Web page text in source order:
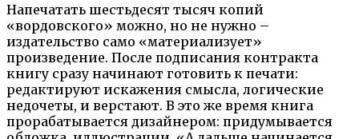
Напечатать шестьдесят тысяч копий
«вордовского» можно, но не нужно –
издательство само «материализует»
произведение. После подписания контракта
книгу сразу начинают готовить к печати:
редактируют искажения смысла, логические
недочеты, и верстают. В это же время книга
прорабатывается дизайнером: придумывается